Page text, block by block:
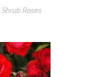
Shrub Roses